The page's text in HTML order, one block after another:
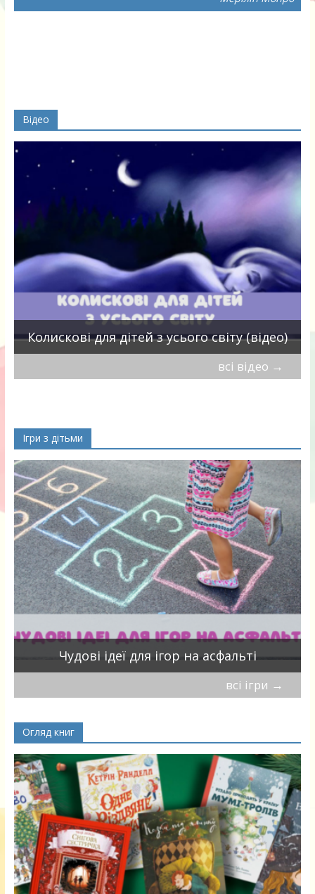
Відео
Колискові для дітей з усього світу (відео)
всі відео →
Ігри з дітьми
Чудові ідеї для ігор на асфальті
всі ігри →
Огляд книг